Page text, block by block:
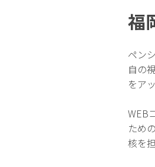
福
ペン
自の
をア
WEB
ため
核を